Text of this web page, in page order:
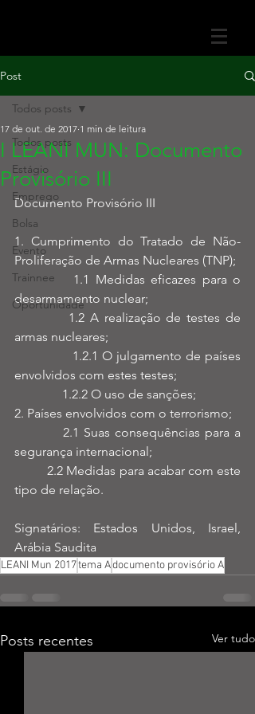
Post
Todos posts
Estágio
Emprego
Bolsa
Evento
Trainnee
Oportunidade
Todos posts
I LEANI MUN: Documento
Provisório III
17 de out. de 2017 1 min de leitura
Documento Provisório III
1. Cumprimento do Tratado de Não-
Proliferação de Armas Nucleares (TNP);
          1.1 Medidas eficazes para o
desarmamento nuclear;
armas nucleares;
envolvidos com estes testes;
               1.2.2 O uso de sanções;
2. Países envolvidos com o terrorismo;
segurança internacional;
          2.2 Medidas para acabar com este
tipo de relação.
Signatários: Estados Unidos, Israel,
Arábia Saudita
LEANI Mun 2017tema Adocumento provisório A
Posts recentes Ver tudo